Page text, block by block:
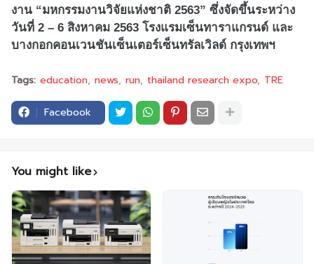
งาน “มหกรรมงานวิจัยแห่งชาติ 2563” ซึ่งจัดขึ้นระหว่าง
วันที่ 2 – 6 สิงหาคม 2563 โรงแรมเซ็นทาราแกรนด์ และ
บางกอกคอนเวนชันเซ็นเตอร์เซ็นทรัลเวิลด์ กรุงเทพฯ
Tags: education news run thailand research expo TRE
Facebook
You might like